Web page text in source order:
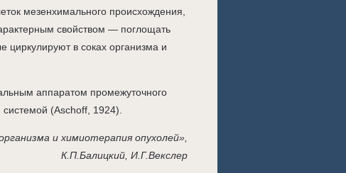
мезенхимального происхождения,
свойством — поглощать
циркулируют в соках организма и
аппаратом промежуточного
(Aschoff, 1924).
и химиотерапия опухолей»,
К.П.Балицкий, И.Г.Векслер